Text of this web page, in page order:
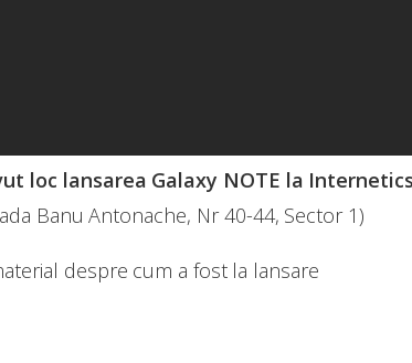
loc lansarea Galaxy NOTE la
Banu Antonache, Nr 40-44, Sector 1)
despre cum a fost la lansare